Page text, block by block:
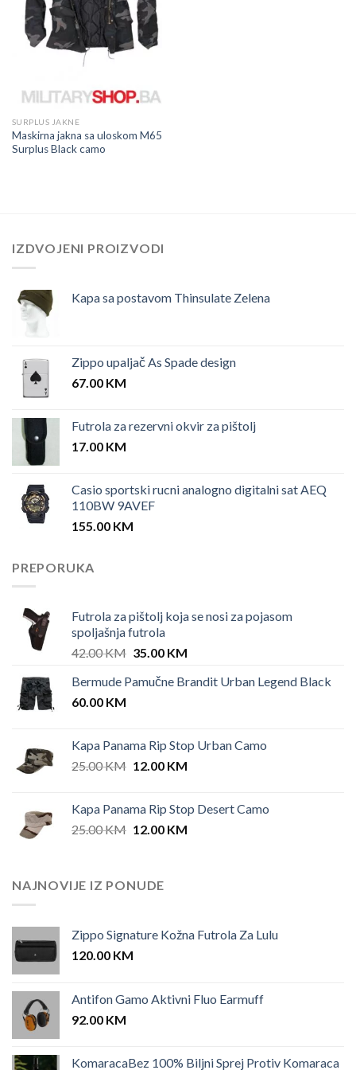
SURPLUS JAKNE
Maskirna jakna sa uloskom M65
Surplus Black camo
IZDVOJENI PROIZVODI
Kapa sa postavom Thinsulate Zelena
Zippo upaljač As Spade design
67.00 KM
Futrola za rezervni okvir za pištolj
17.00 KM
Casio sportski rucni analogno digitalni sat AEQ
110BW 9AVEF
155.00 KM
PREPORUKA
Futrola za pištolj koja se nosi za pojasom
spoljašnja futrola
42.00KM Original
was:
35.00 KMCurrent
is:
Bermude Pamučne Brandit Urban Legend Black
60.00 KM
Kapa Panama Rip Stop Urban Camo
25.00KM Original
25.00 KM.
12.00 KMCurrent
12.00 KM.
Kapa Panama Rip Stop Desert Camo
25.00KM Original
25.00 KM.
12.00 KMCurrent
NAJNOVIJE IZ PONUDE
Zippo Signature Kožna Futrola Za Lulu
120.00 KM
Antifon Gamo Aktivni Fluo Earmuff
92.00 KM
KomaracaBez 100% Biljni Sprej Protiv Komaraca